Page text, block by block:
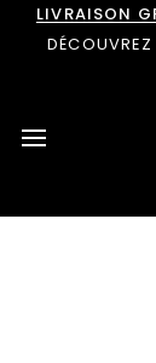
Passer
contenu
LIVRAISON